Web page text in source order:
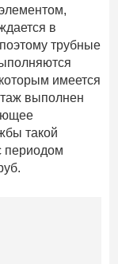
в
трубные
имеется
выполнен
такой
периодом